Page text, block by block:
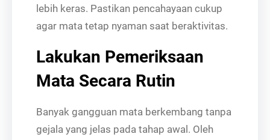
lebih keras. Pastikan pencahayaan cukup
agar mata tetap nyaman saat beraktivitas.
Lakukan Pemeriksaan
Mata Secara Rutin
Banyak gangguan mata berkembang tanpa
gejala yang jelas pada tahap awal. Oleh